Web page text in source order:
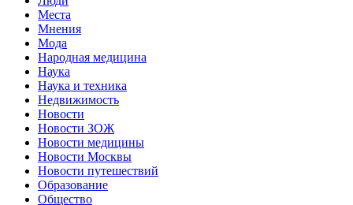
Места
Мнения
Мода
Народная медицина
Наука
Наука и техника
Недвижимость
Новости
Новости ЗОЖ
Новости медицины
Новости Москвы
Новости путешествий
Образование
Общество